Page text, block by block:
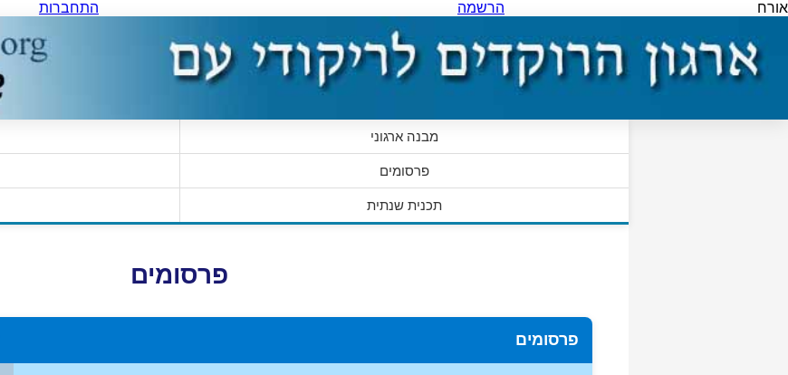
אורח הרשמה התחברות
מבנה ארגוני
פרסומים
תכנית שנתית
פרסומים
פרסומים